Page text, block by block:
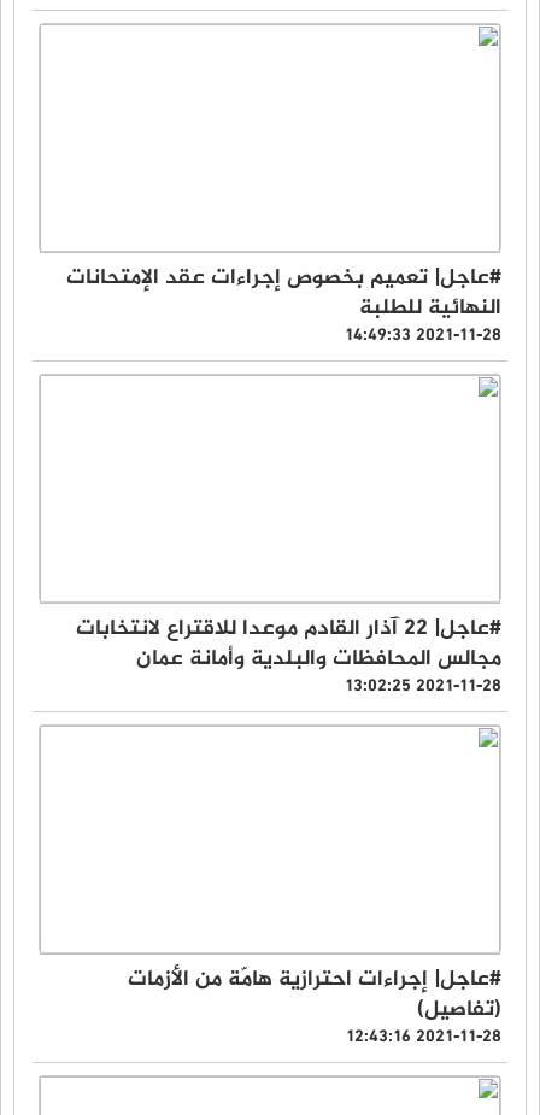
#عاجل| تعميم بخصوص إجراءات عقد الإمتحانات
النهائية للطلبة
2021-11-28 14:49:33
#عاجل| 22 آذار القادم موعدا للاقتراع لانتخابات
مجالس المحافظات والبلدية وأمانة عمان
2021-11-28 13:02:25
#عاجل| إجراءات احترازية هامّة من الأزمات
(تفاصيل)
2021-11-28 12:43:16